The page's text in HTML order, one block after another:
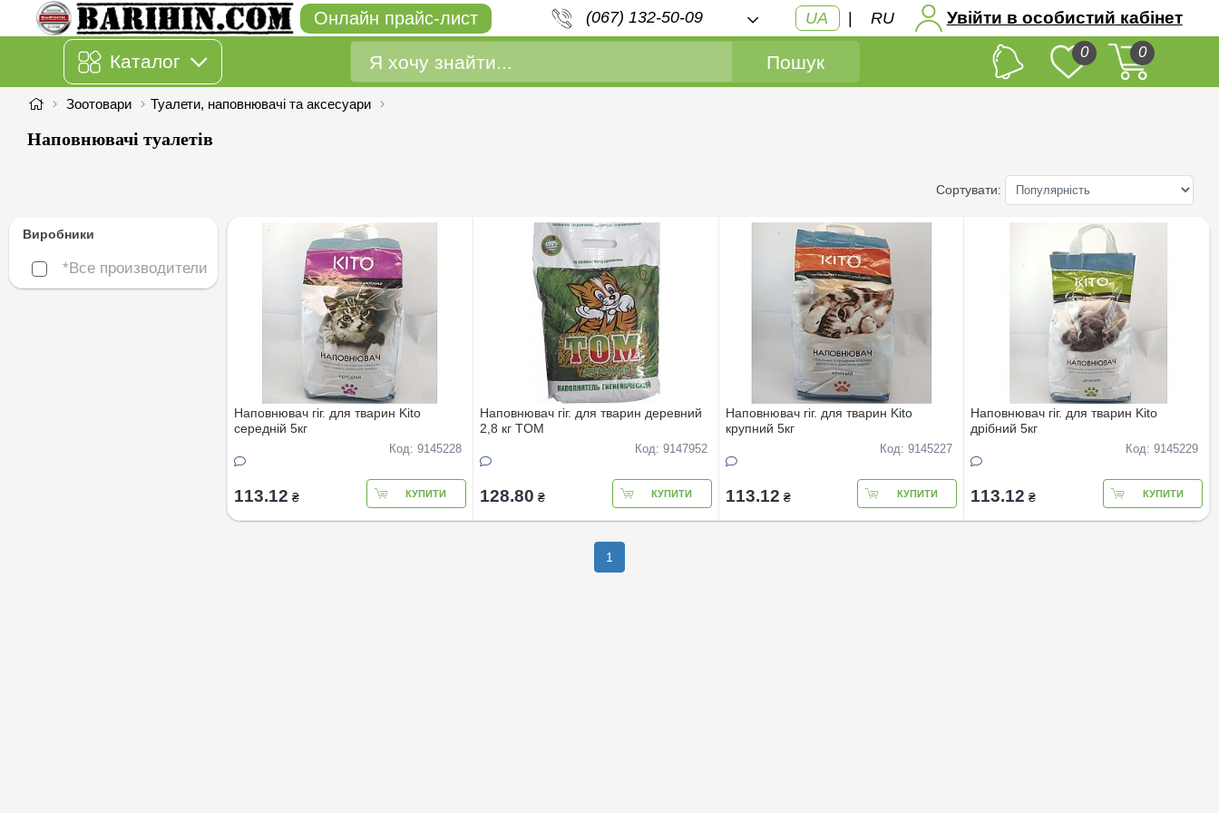
Онлайн прайс-лист (067) 132-50-09 UA | RU Увійти в особистий кабінет
Каталог Пошук 0 0
Зоотовари Туалети, наповнювачі та аксесуари
Наповнювачі туалетів
Сортувати:
Виробники
*Все производители
*Все производители
Наповнювач гіг. для тварин Kito
середній 5кг
Код: 9145228
113.12 ₴ КУПИТИ
Наповнювач гіг. для тварин деревний
2,8 кг TOM
Код: 9147952
128.80 ₴ КУПИТИ
Наповнювач гіг. для тварин Kito
крупний 5кг
Код: 9145227
113.12 ₴ КУПИТИ
Наповнювач гіг. для тварин Kito
дрібний 5кг
Код: 9145229
113.12 ₴ КУПИТИ
1